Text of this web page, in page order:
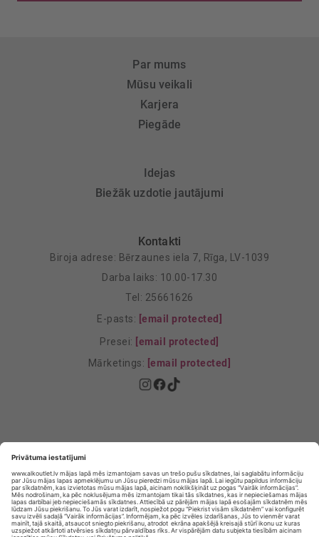
Par mums
Mūsu veikali
Karjera
Piegāde
Idejas
Biežāk uzdotie jautājumi
Kontakti
Biroja adrese: Bērzaunes iela 7, Rīga, LV-1039
Darba laiks: 10.00-17.30
Tel: 25661626
E-pasts: [email protected]
Presei: [email protected]
Mārketings: [email protected]
Privātuma Iestatījumi
E-veikala lietošanas noteikumi